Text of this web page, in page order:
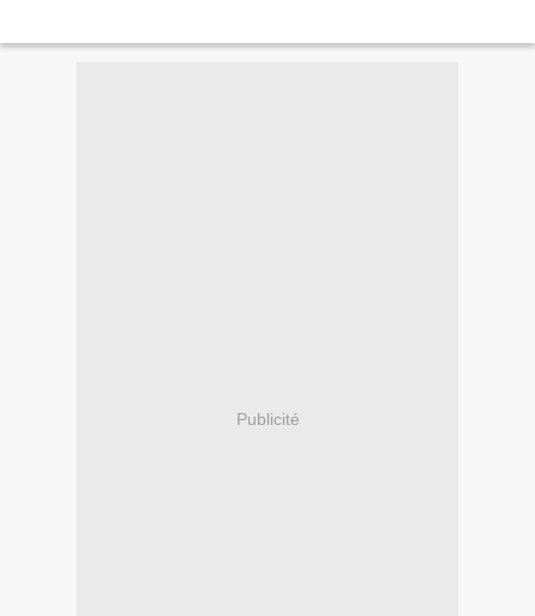
Publicité